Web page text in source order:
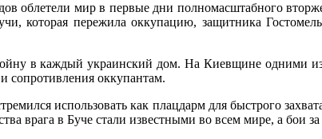
облетели мир в первые дни полномасштабного
которая пережила оккупацию, защитника
в каждый украинский дом. На Киевщине одними
сопротивления оккупантам.
использовать как плацдарм для быстрого
врага в Буче стали известными во всем мире, а